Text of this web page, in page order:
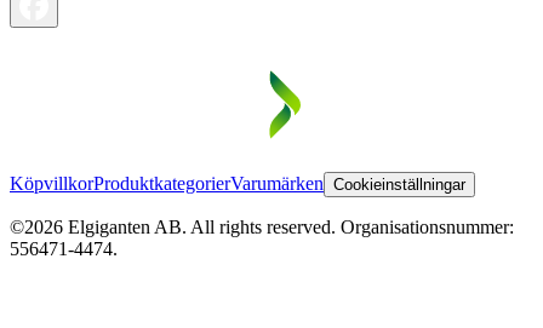
KöpvillkorProduktkategorierVarumärken Cookieinställningar
©2026 Elgiganten AB. All rights reserved. Organisationsnummer:
556471-4474.